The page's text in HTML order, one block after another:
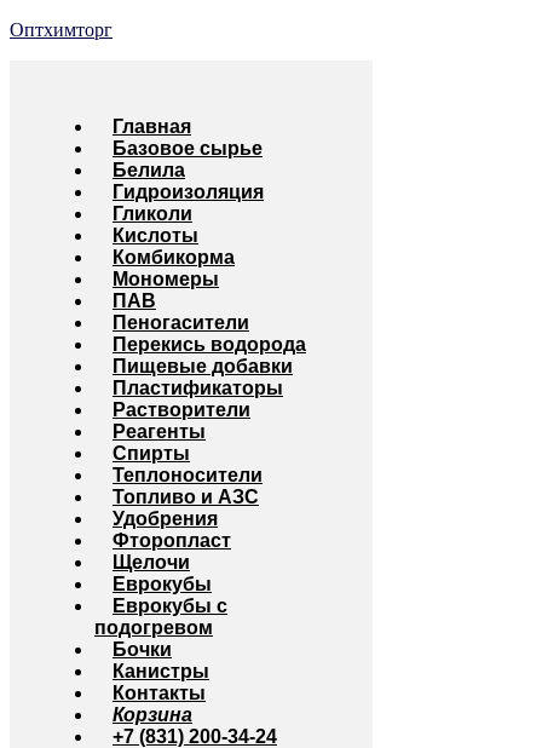
Оптхимторг
Главная
Базовое сырье
Белила
Гидроизоляция
Гликоли
Кислоты
Комбикорма
Мономеры
ПАВ
Пеногасители
Перекись водорода
Пищевые добавки
Пластификаторы
Растворители
Реагенты
Спирты
Теплоносители
Топливо и АЗС
Удобрения
Фторопласт
Щелочи
Еврокубы
Еврокубы с
подогревом
Бочки
Канистры
Контакты
Корзина
+7 (831) 200-34-24